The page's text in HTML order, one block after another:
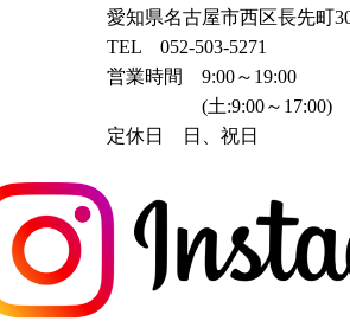
愛知県名古屋市西区長先町
TEL 052-503-5271
営業時間 9:00～19:00
(土:9:00～17:00)
定休日 日、祝日